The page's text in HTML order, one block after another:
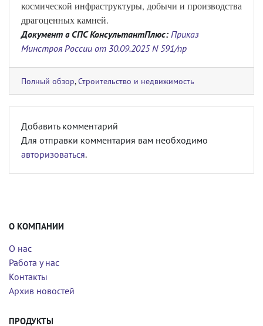
космической инфраструктуры, добычи и производства
драгоценных камней.
Документ в СПС КонсультантПлюс: Приказ
Минстроя России от 30.09.2025 N 591/пр
Полный обзор,Строительство и недвижимость
Добавить комментарий
Для отправки комментария вам необходимо
авторизоваться.
О КОМПАНИИ
О нас
Работа у нас
Контакты
Архив новостей
ПРОДУКТЫ